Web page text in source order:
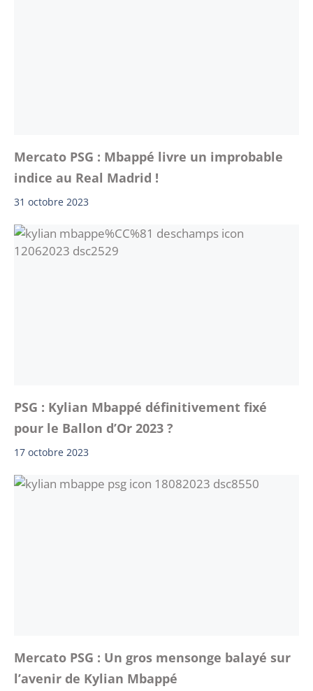
Mercato PSG : Mbappé livre un improbable
indice au Real Madrid !
31 octobre 2023
PSG : Kylian Mbappé définitivement fixé
pour le Ballon d’Or 2023 ?
17 octobre 2023
Mercato PSG : Un gros mensonge balayé sur
l’avenir de Kylian Mbappé